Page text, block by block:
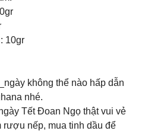
10gr
không thể nào hấp dẫn
nhé.
Tết Đoan Ngọ thật vui vẻ
nếp, mua tinh dầu để